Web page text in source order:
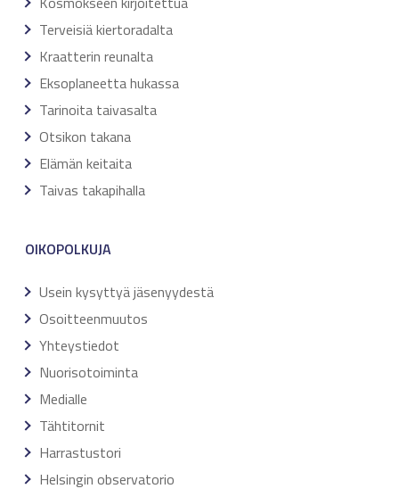
Terveisiä kiertoradalta
Kraatterin reunalta
Eksoplaneetta hukassa
Tarinoita taivasalta
Otsikon takana
Elämän keitaita
Taivas takapihalla
OIKOPOLKUJA
Usein kysyttyä jäsenyydestä
Osoitteenmuutos
Yhteystiedot
Nuorisotoiminta
Medialle
Tähtitornit
Harrastustori
Helsingin observatorio